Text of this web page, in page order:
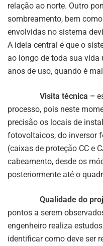
relação ao norte. Outro
sombreamento, bem
envolvidas no sistema
A ideia central é que o
ao longo de toda sua vida
anos de uso, quando é
Visita técnica –
processo, pois neste
precisão os locais de
fotovoltaicos, do inversor
(caixas de proteção CC e
cabeamento, desde os
posteriormente até o
Qualidade do
pontos a serem
engenheiro realiza
identificar como deve ser